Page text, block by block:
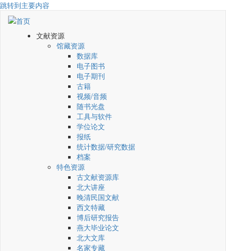
跳转到主要内容
文献资源
馆藏资源
数据库
电子图书
电子期刊
古籍
视频/音频
随书光盘
工具与软件
学位论文
报纸
统计数据/研究数据
档案
特色资源
古文献资源库
北大讲座
晚清民国文献
西文特藏
博后研究报告
燕大毕业论文
北大文库
名家专藏